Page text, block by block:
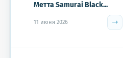
Метта Samurai Black...
11 июня 2026